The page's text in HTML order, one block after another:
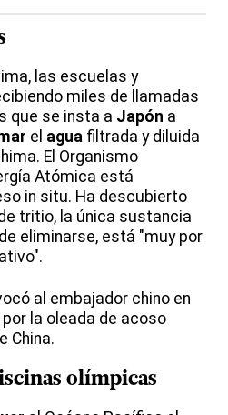
las escuelas y
miles de llamadas
que se insta a Japón a
el agua filtrada y diluida
El Organismo
Atómica está
in situ. Ha descubierto
tritio, la única sustancia
eliminarse, está "muy por
al embajador chino en
la oleada de acoso
China.
olímpicas